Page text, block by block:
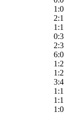
1:0
2:1
1:1
0:3
2:3
6:0
1:2
1:2
3:4
1:1
1:1
1:0